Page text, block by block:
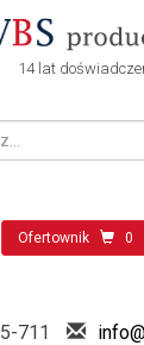
14 lat
Ofertownik 0
711